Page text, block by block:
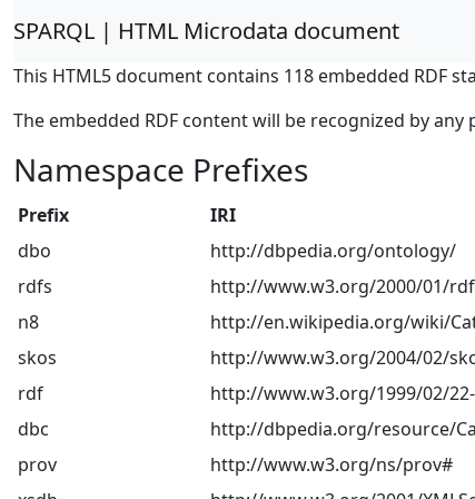
SPARQL | HTML Microdata document
This HTML5 document contains 118 embedded RDF
The embedded RDF content will be recognized by
Namespace Prefixes
Prefix
IRI
dbo
http://dbpedia.org/ontology/
rdfs
http://www.w3.org/2000/01/
n8
http://en.wikipedia.org/wiki/
skos
http://www.w3.org/2004/02/
rdf
http://www.w3.org/1999/02/
dbc
http://dbpedia.org/resource/
prov
http://www.w3.org/ns/prov#